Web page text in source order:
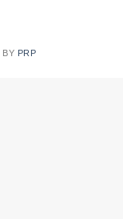
BY PRP